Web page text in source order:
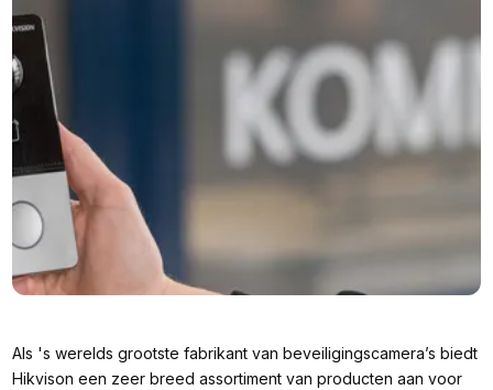
Als 's werelds grootste fabrikant van beveiligingscamera’s biedt
Hikvison een zeer breed assortiment van producten aan voor